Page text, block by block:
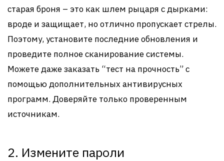
старая броня – это как шлем рыцаря с дырками:
вроде и защищает, но отлично пропускает стрелы.
Поэтому, установите последние обновления и
проведите полное сканирование системы.
Можете даже заказать “тест на прочность” с
помощью дополнительных антивирусных
программ. Доверяйте только проверенным
источникам.
2. Измените пароли